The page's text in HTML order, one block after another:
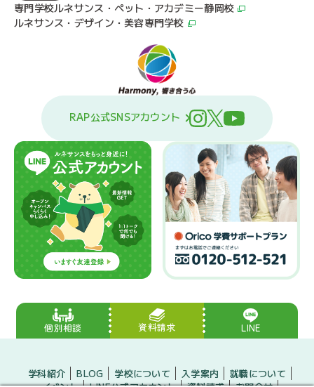
専門学校ルネサンス・ペット・アカデミー静岡校
ルネサンス・デザイン・美容専門学校
RAP公式SNSアカウント
個別相談 資料請求 LINE
学科紹介 BLOG 学校について 入学案内
就職について